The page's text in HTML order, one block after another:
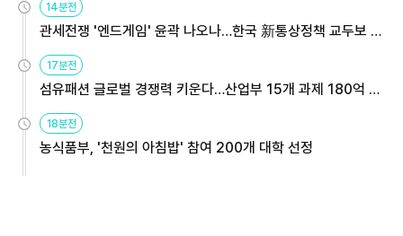
14분전
관세전쟁 '엔드게임' 윤곽 나오나…한국 新통상정책 교두보 활
용해야
17분전
섬유패션 글로벌 경쟁력 키운다…산업부 15개 과제 180억 지
원
18분전
농식품부, '천원의 아침밥' 참여 200개 대학 선정